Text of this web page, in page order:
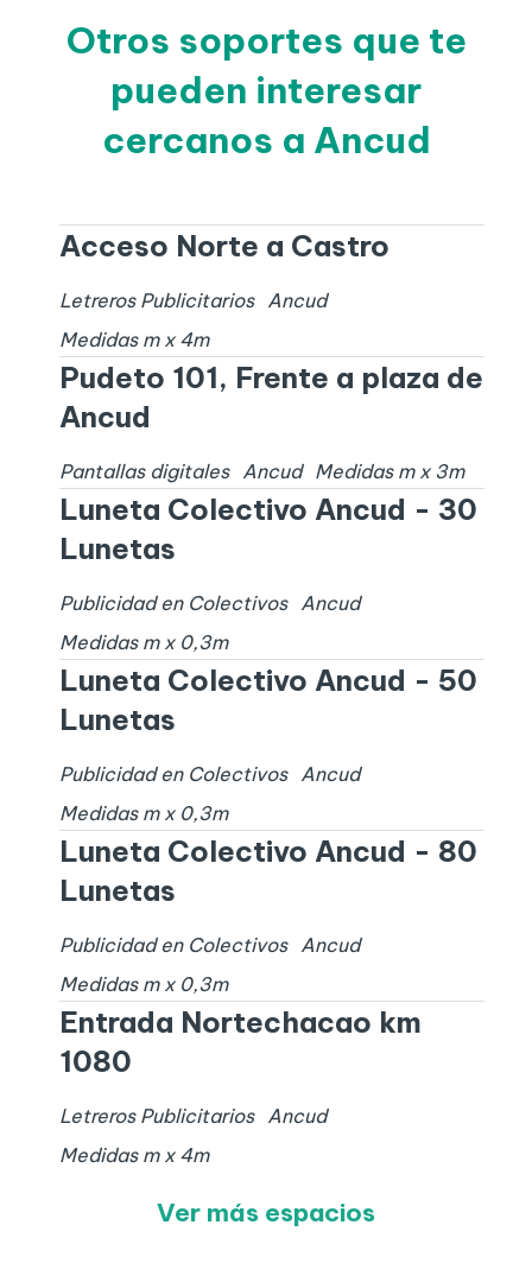
Otros soportes que te
pueden interesar
cercanos a Ancud
Acceso Norte a Castro
Letreros Publicitarios
Ancud
Medidas m x 4m
Pudeto 101, Frente a plaza de
Ancud
Pantallas digitales Ancud Medidas m x 3m
Luneta Colectivo Ancud - 30
Lunetas
Publicidad en Colectivos
Ancud
Medidas m x 0,3m
Luneta Colectivo Ancud - 50
Lunetas
Publicidad en Colectivos
Ancud
Medidas m x 0,3m
Luneta Colectivo Ancud - 80
Lunetas
Publicidad en Colectivos
Ancud
Medidas m x 0,3m
Entrada Nortechacao km
1080
Letreros Publicitarios
Ancud
Medidas m x 4m
Ver más espacios